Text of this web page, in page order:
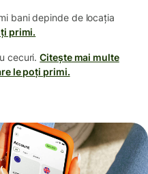
bani depinde de locația
primi.
cecuri.Citește mai multe
le poți primi.